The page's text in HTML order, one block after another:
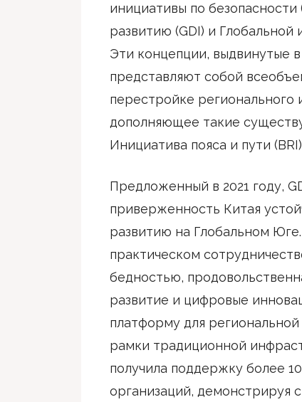
инициативы по безопасности
развитию (GDI) и Глобальной
Эти концепции, выдвинутые в
представляют собой
перестройке регионального
дополняющее такие
Инициатива пояса и пути
Предложенный в 2021 году,
приверженность Китая
развитию на Глобальном
практическом
бедностью,
развитие и цифровые
платформу для
рамки традиционной
получила поддержку более
организаций, демонстрируя